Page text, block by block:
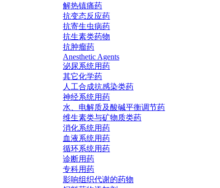
解热镇痛药
抗变态反应药
抗寄生虫病药
抗生素类药物
抗肿瘤药
Anesthetic Agents
泌尿系统用药
其它化学药
人工合成抗感染类药
神经系统用药
水、电解质及酸碱平衡调节药
维生素类与矿物质类药
消化系统用药
血液系统用药
循环系统用药
诊断用药
专科用药
影响组织代谢的药物